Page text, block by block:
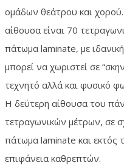
ομάδων θεάτρου και χορού.
αίθουσα είναι 70
πάτωμα laminate, με
μπορεί να χωριστεί σε
τεχνητό αλλά και φυσικό
Η δεύτερη αίθουσα του
τετραγωνικών μέτρων, σε
πάτωμα laminate και εκτός
επιφάνεια καθρεπτών.